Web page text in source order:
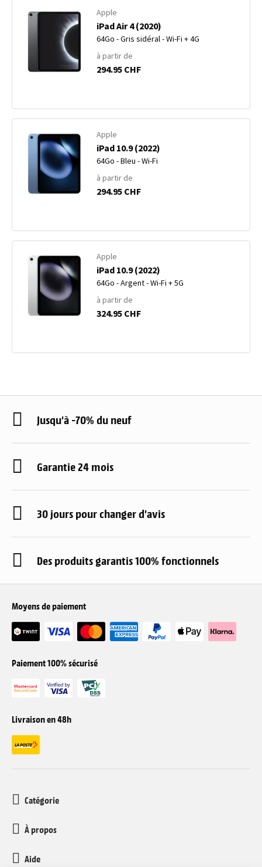
Apple
iPad Air 4 (2020)
64Go - Gris sidéral - Wi-Fi + 4G
à partir de
294.95 CHF
Apple
iPad 10.9 (2022)
64Go - Bleu - Wi-Fi
à partir de
294.95 CHF
Apple
iPad 10.9 (2022)
64Go - Argent - Wi-Fi + 5G
à partir de
324.95 CHF
Jusqu'à -70% du neuf
Garantie 24 mois
30 jours pour changer d'avis
Des produits garantis 100% fonctionnels
Moyens de paiement
Paiement 100% sécurisé
Livraison en 48h
Catégorie
À propos
Aide